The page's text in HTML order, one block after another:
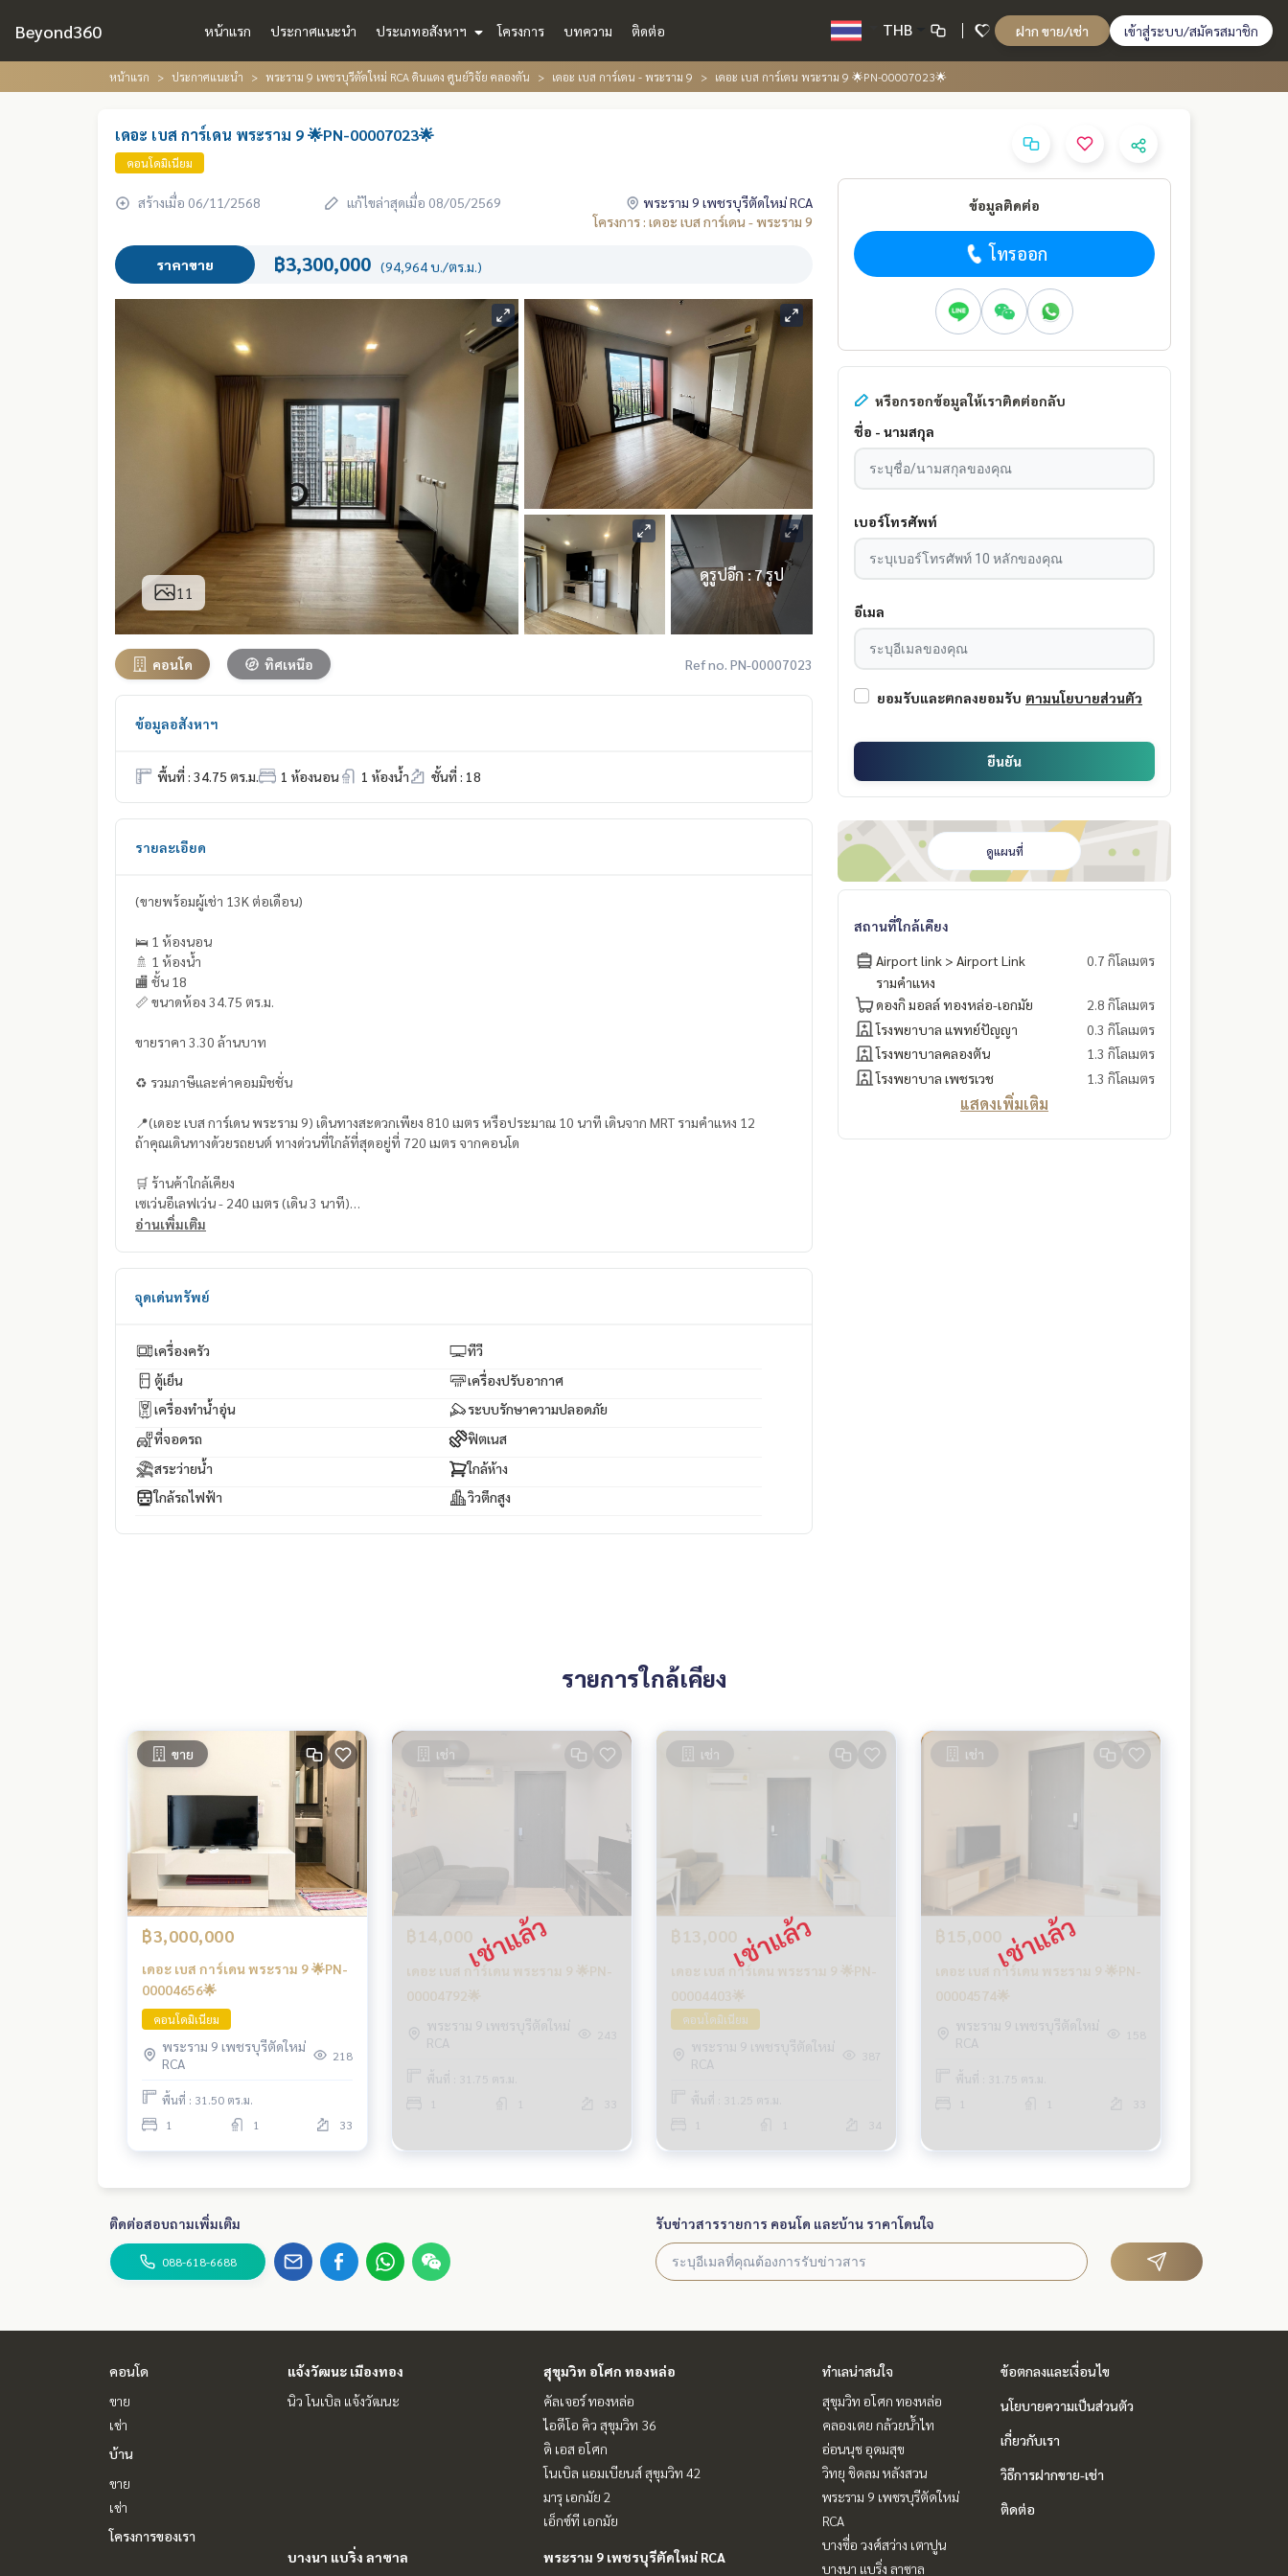
Beyond360 หน้าแรก ประกาศแนะนำ ประเภทอสังหาฯ โครงการ บทความ ติดต่อ THB ฝาก ขาย/เช่า เข้าสู่ระบบ/สมัครสมาชิก
หน้าแรก ประกาศแนะนำ พระราม 9 เพชรบุรีตัดใหม่ RCA ดินแดง ศูนย์วิจัย คลองตัน เดอะ เบส การ์เดน - พระราม 9 เดอะ เบส การ์เดน พระราม 9 🌟PN-00007023🌟
เดอะ เบส การ์เดน พระราม 9 🌟PN-00007023🌟
คอนโดมิเนียม
สร้างเมื่อ 06/11/2568 แก้ไขล่าสุดเมื่อ 08/05/2569
พระราม 9 เพชรบุรีตัดใหม่ RCA
โครงการ : เดอะ เบส การ์เดน - พระราม 9
ราคาขาย ฿3,300,000 (94,964 บ./ตร.ม.)
11
ดูรูปอีก : 7 รูป
คอนโด ทิศเหนือ Ref no. PN-00007023
ข้อมูลอสังหาฯ
พื้นที่ : 34.75 ตร.ม. 1 ห้องนอน 1 ห้องน้ำ ชั้นที่ : 18
รายละเอียด
(ขายพร้อมผู้เช่า 13K ต่อเดือน)
🛌 1 ห้องนอน
🚿 1 ห้องน้ำ
🏬 ชั้น 18
📏 ขนาดห้อง 34.75 ตร.ม.
ขายราคา 3.30 ล้านบาท
♻️ รวมภาษีและค่าคอมมิชชั่น
📍(เดอะ เบส การ์เดน พระราม 9) เดินทางสะดวกเพียง 810 เมตร หรือประมาณ 10 นาที เดินจาก MRT รามคำแหง 12
ถ้าคุณเดินทางด้วยรถยนต์ ทางด่วนที่ใกล้ที่สุดอยู่ที่ 720 เมตร จากคอนโด
🛒 ร้านค้าใกล้เคียง
เซเว่นอีเลฟเว่น - 240 เมตร (เดิน 3 นาที)
ฟู้ดแลนด์ หัวหมาก - 500 เมตร (เดิน 6 นาที)
อ่านเพิ่มเติม
จุดเด่นทรัพย์
เครื่องครัว
ทีวี
ตู้เย็น
เครื่องปรับอากาศ
เครื่องทำน้ำอุ่น
ระบบรักษาความปลอดภัย
ที่จอดรถ
ฟิตเนส
สระว่ายน้ำ
ใกล้ห้าง
ใกล้รถไฟฟ้า
วิวตึกสูง
ข้อมูลติดต่อ
โทรออก
หรือกรอกข้อมูลให้เราติดต่อกลับ
ชื่อ - นามสกุล
เบอร์โทรศัพท์
อีเมล
ยอมรับและตกลงยอมรับ ตามนโยบายส่วนตัว
ยืนยัน
ดูแผนที่
สถานที่ใกล้เคียง
Airport link > Airport Link
รามคำแหง
0.7 กิโลเมตร
ดองกิ มอลล์ ทองหล่อ-เอกมัย
2.8 กิโลเมตร
โรงพยาบาล แพทย์ปัญญา
0.3 กิโลเมตร
โรงพยาบาลคลองตัน
1.3 กิโลเมตร
โรงพยาบาล เพชรเวช
1.3 กิโลเมตร
แสดงเพิ่มเติม
รายการใกล้เคียง
ขาย
฿3,000,000
เดอะ เบส การ์เดน พระราม 9 🌟PN-
00004656🌟
คอนโดมิเนียม
พระราม 9 เพชรบุรีตัดใหม่
RCA
218
พื้นที่ : 31.50 ตร.ม.
1
1 33
เช่า
฿14,000
เดอะ เบส การ์เดน พระราม 9 🌟PN-
00004792🌟
พระราม 9 เพชรบุรีตัดใหม่
RCA
243
พื้นที่ : 31.75 ตร.ม.
เช่า
฿13,000
เดอะ เบส การ์เดน พระราม 9 🌟PN-
00004403🌟
คอนโดมิเนียม
พระราม 9 เพชรบุรีตัดใหม่
RCA
387
พื้นที่ : 31.25 ตร.ม.
34
เช่า
฿15,000
เดอะ เบส การ์เดน พระราม 9 🌟PN-
00004574🌟
พระราม 9 เพชรบุรีตัดใหม่
RCA
158
พื้นที่ : 31.75 ตร.ม.
ติดต่อสอบถามเพิ่มเติม
088-618-6688
รับข่าวสารรายการ คอนโด และบ้าน ราคาโดนใจ
คอนโด
ขาย
เช่า
บ้าน
ขาย
เช่า
โครงการของเรา
แจ้งวัฒนะ เมืองทอง
นิว โนเบิล แจ้งวัฒนะ
สุขุมวิท อโศก ทองหล่อ
คัลเจอร์ ทองหล่อ
ไอดีโอ คิว สุขุมวิท 36
ดิ เอส อโศก
โนเบิล แอมเบียนส์ สุขุมวิท 42
มารุ เอกมัย 2
เอ็กซ์ที เอกมัย
บางนา แบริ่ง ลาซาล พระราม 9 เพชรบุรีตัดใหม่ RCA
ทำเลน่าสนใจ
สุขุมวิท อโศก ทองหล่อ
คลองเตย กล้วยน้ำไท
อ่อนนุช อุดมสุข
วิทยุ ชิดลม หลังสวน
พระราม 9 เพชรบุรีตัดใหม่
RCA
บางซื่อ วงศ์สว่าง เตาปูน
บางนา แบริ่ง ลาซาล
ข้อตกลงและเงื่อนไข
นโยบายความเป็นส่วนตัว
เกี่ยวกับเรา
วิธีการฝากขาย-เช่า
ติดต่อ